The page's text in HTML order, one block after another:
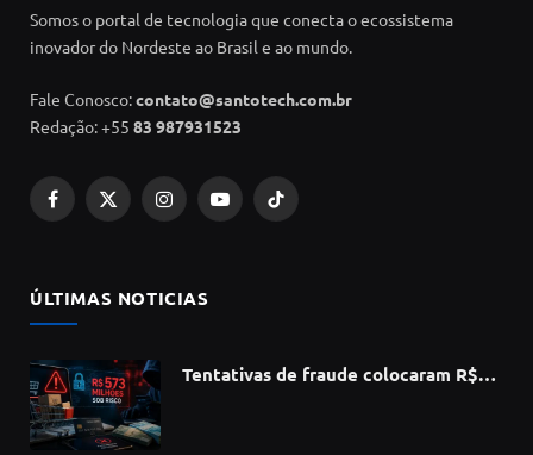
Somos o portal de tecnologia que conecta o ecossistema
inovador do Nordeste ao Brasil e ao mundo.
Fale Conosco:contato@santotech.com.br
Redação: +55 83 987931523
Facebook
X
InstagramYouTubeTikTok
ÚLTIMAS NOTICIAS
Tentativas de fraude colocaram R$